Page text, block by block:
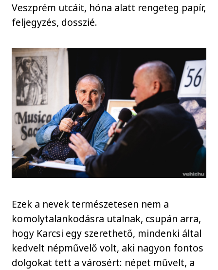
Veszprém utcáit, hóna alatt rengeteg papír,
feljegyzés, dosszié.
Ezek a nevek természetesen nem a
komolytalankodásra utalnak, csupán arra,
hogy Karcsi egy szerethető, mindenki által
kedvelt népművelő volt, aki nagyon fontos
dolgokat tett a városért: népet művelt, a